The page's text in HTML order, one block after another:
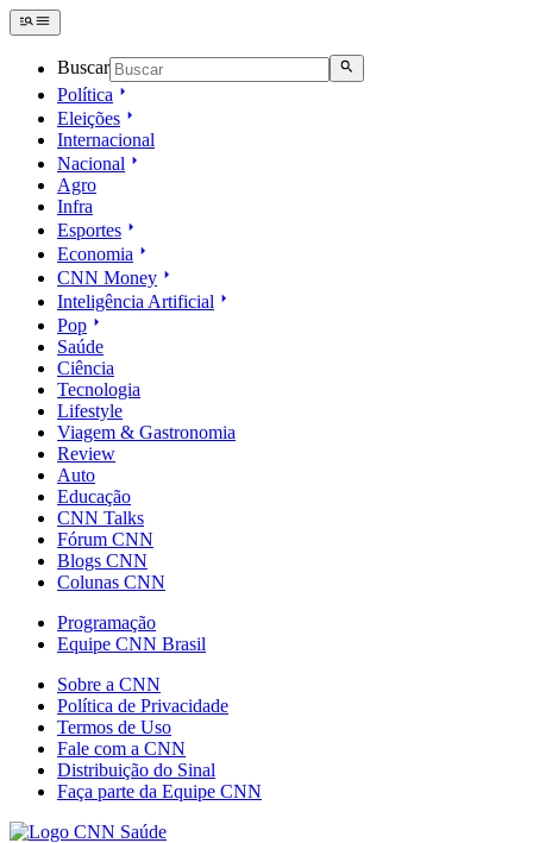
Buscar
Política
Eleições
Internacional
Nacional
Agro
Infra
Esportes
Economia
CNN Money
Inteligência Artificial
Pop
Saúde
Ciência
Tecnologia
Lifestyle
Viagem & Gastronomia
Review
Auto
Educação
CNN Talks
Fórum CNN
Blogs CNN
Colunas CNN
Programação
Equipe CNN Brasil
Sobre a CNN
Política de Privacidade
Termos de Uso
Fale com a CNN
Distribuição do Sinal
Faça parte da Equipe CNN